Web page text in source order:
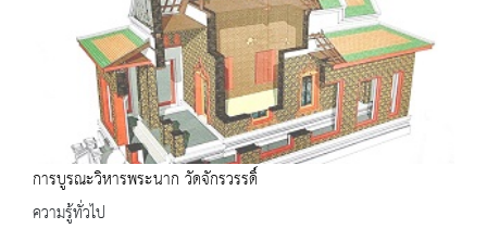
การบูรณะวิหารพระนาก วัดจักรวรรดิ์
ความรู้ทั่วไป